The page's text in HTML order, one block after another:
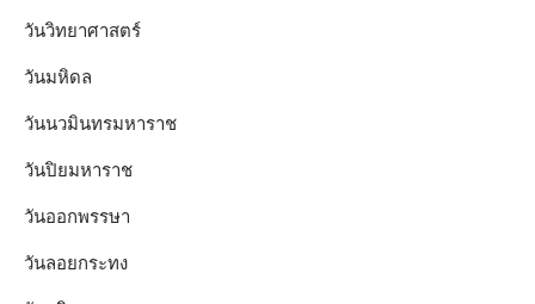
วันวิทยาศาสตร์
วันมหิดล
วันนวมินทรมหาราช
วันปิยมหาราช
วันออกพรรษา
วันลอยกระทง